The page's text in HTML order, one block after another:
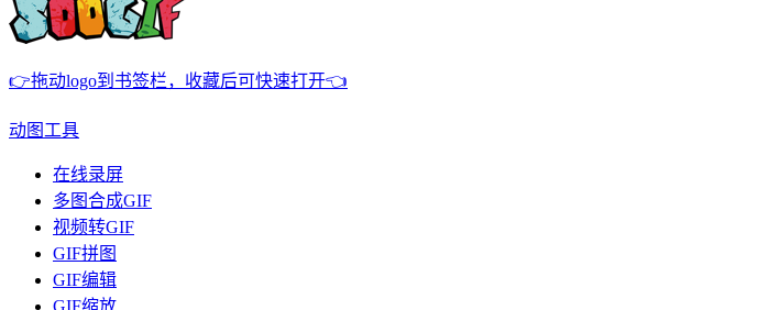
👉拖动logo到书签栏，收藏后可快速打开👈
动图工具
在线录屏
多图合成GIF
视频转GIF
GIF拼图
GIF编辑
GIF缩放